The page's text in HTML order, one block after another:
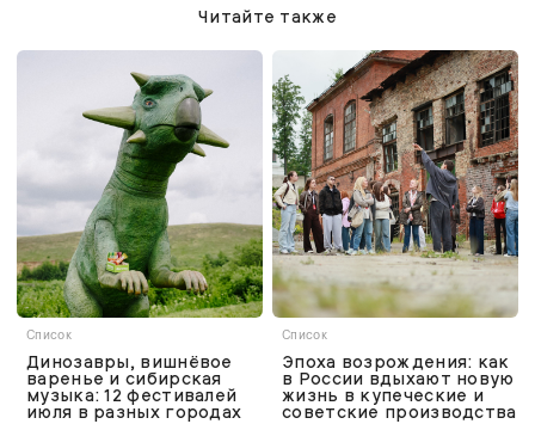
Читайте также
Список
Динозавры, вишнёвое
варенье и сибирская
музыка: 12 фестивалей
июля в разных городах
Список
Эпоха возрождения: как
в России вдыхают новую
жизнь в купеческие и
советские производства